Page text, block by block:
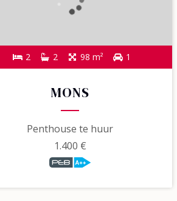
2 2 98 m² 1
MONS
Penthouse te huur
1.400 €